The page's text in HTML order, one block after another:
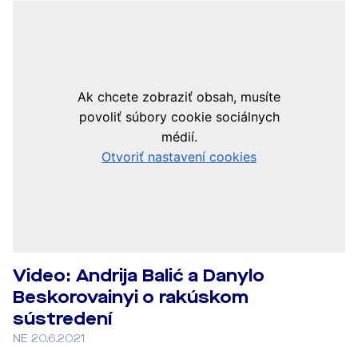
Video: Andrija Balić a Danylo
Beskorovainyi o rakúskom
sústredení
NE 20.6.2021